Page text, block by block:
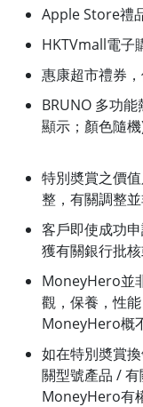
Apple Store禮
HKTVmall電子
惠康超市禮券
BRUNO 多功
顯示；顏色隨
特別奬賞之價
整，有關調整
客戶即使成功
獲有關銀行批
MoneyHero並
觀，保養，性
MoneyHero概
如在特別奬賞
關型號產品 / 有
MoneyHero有